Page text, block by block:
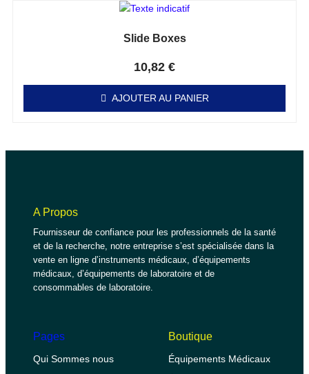
Slide Boxes
10,82 €
AJOUTER AU PANIER
A Propos
Fournisseur de confiance pour les professionnels de la santé
et de la recherche, notre entreprise s’est spécialisée dans la
vente en ligne d’instruments médicaux, d’équipements
médicaux, d’équipements de laboratoire et de
consommables de laboratoire.
Pages
Qui Sommes nous
Boutique
Équipements Médicaux